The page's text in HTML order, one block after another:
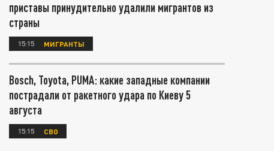
приставы принудительно удалили мигрантов из
страны
15:15 МИГРАНТЫ
Bosch, Toyota, PUMA: какие западные компании
пострадали от ракетного удара по Киеву 5
августа
15:15 СВО